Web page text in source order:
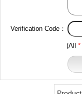
Verification Code：
(All *